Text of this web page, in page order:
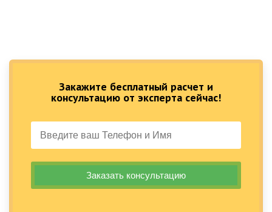
Закажите бесплатный расчет и
консультацию от эксперта сейчас!